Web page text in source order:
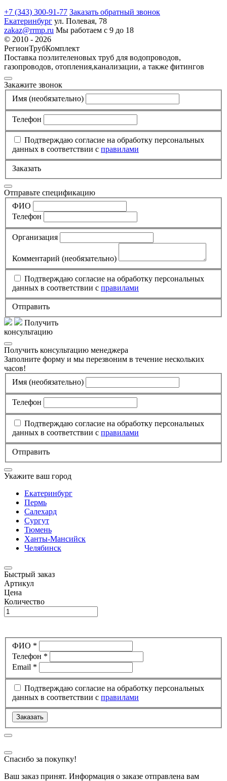
+7 (343) 300-91-77 Заказать обратный звонок
Екатеринбург ул. Полевая, 78
zakaz@rrmp.ru Мы работаем с 9 до 18
© 2010 - 2026
РегионТрубКомплект
Поставка поэлителеновых труб для водопроводов,
газопроводов, отопления,канализации, а также фитингов
Закажите звонок
Имя (необязательно)
Телефон
Подтверждаю согласие на обработку персональных
данных в соответствии с правилами
Заказать
Отправьте спецификацию
ФИО
Телефон
Организация
Комментарий (необязательно)
Подтверждаю согласие на обработку персональных
данных в соответствии с правилами
Отправить
Получить
консультацию
Получить консультацию менеджера
Заполните форму и мы перезвоним в течение нескольких
часов!
Имя (необязательно)
Телефон
Подтверждаю согласие на обработку персональных
данных в соответствии с правилами
Отправить
Укажите ваш город
Екатеринбург
Пермь
Салехард
Сургут
Тюмень
Ханты-Мансийск
Челябинск
Быстрый заказ
Артикул
Цена
Количество
ФИО *
Телефон *
Email *
Подтверждаю согласие на обработку персональных
данных в соответствии с правилами
Заказать
Спасибо за покупку!
Ваш заказ принят. Информация о заказе отправлена вам